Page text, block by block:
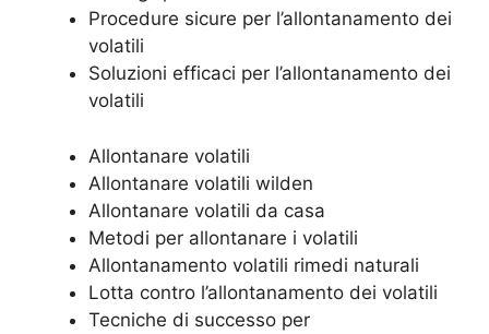
Procedure sicure per l’allontanamento dei
volatili
Soluzioni efficaci per l’allontanamento dei
volatili
Allontanare volatili
Allontanare volatili wilden
Allontanare volatili da casa
Metodi per allontanare i volatili
Allontanamento volatili rimedi naturali
Lotta contro l’allontanamento dei volatili
Tecniche di successo per